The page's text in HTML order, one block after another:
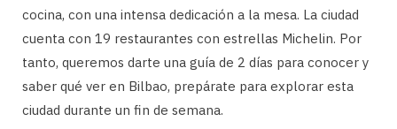
cocina, con una intensa dedicación a la mesa. La ciudad
cuenta con 19 restaurantes con estrellas Michelin. Por
tanto, queremos darte una guía de 2 días para conocer y
saber qué ver en Bilbao, prepárate para explorar esta
ciudad durante un fin de semana.